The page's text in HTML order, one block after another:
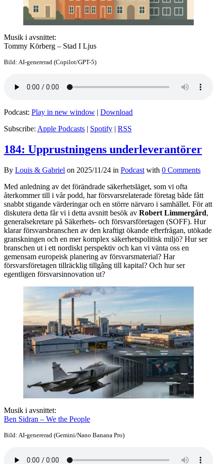
Musik i avsnittet:
Tommy Körberg – Stad I Ljus
Bild: AI-genererad (Copilot/GPT-5)
Podcast: Play in new window | Download
Subscribe: Apple Podcasts | Spotify | RSS
184: Upprustningens underleverantörer
By Louis & Gabriel on 2025/11/24 in Podcast with 0 Comments
Med anledning av det förändrade säkerhetsläget, som vi ofta
återkommer till i vår podd, har försvarsrelaterade företag både fått
snabbt stigande värderingar och en större närvaro i samhället. För att
diskutera detta får vi i detta avsnitt besök av Robert Limmergård,
generalsekretare på Säkerhets- och försvarsföretagen (SOFF). Hur
klarar försvarsbranschen av den kraftigt ökande efterfrågan, utökade
granskningen och en mer komplex säkerhetspolitisk miljö? Hur ser
branschen ut i ett nordiskt perspektiv och kan vi vänta oss en
gemensam europeisk planering av försvarsmaterial? Har
försvarsföretagen tillräcklig tillgång till kapital? Och hur ser
egentligen försvarsinnovation ut?
Musik i avsnittet:
Ben Sidran – We the People
Bild: AI-genererad (Gemini/Nano Banana Pro)